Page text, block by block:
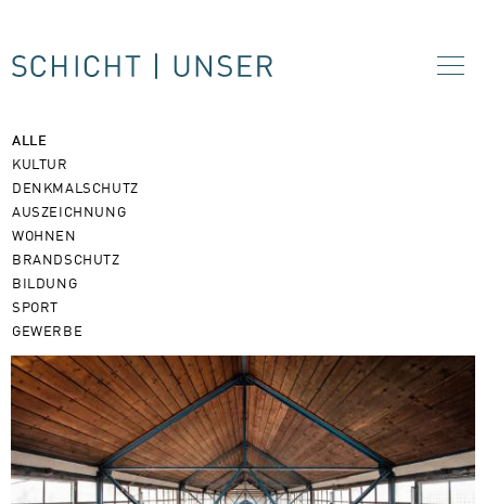
ALLE
KULTUR
DENKMALSCHUTZ
AUSZEICHNUNG
WOHNEN
BRANDSCHUTZ
BILDUNG
SPORT
GEWERBE